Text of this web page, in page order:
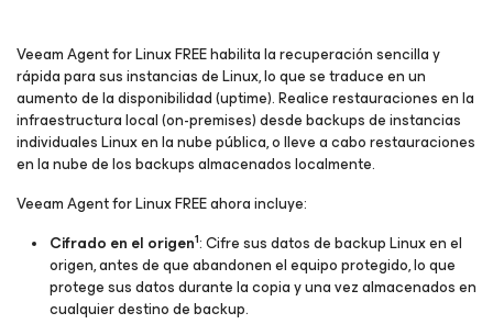
Veeam Agentfor LinuxFREE habilita la recuperación sencilla y
rápida para sus instancias de Linux, lo que se traduce en un
aumento de la disponibilidad (uptime). Realice restauraciones en la
infraestructura local (on-premises) desde backups de instancias
individuales Linux en la nube pública, o lleve a cabo restauraciones
en la nube de los backups almacenados localmente.
Veeam Agentfor LinuxFREE ahora incluye:
Cifrado en el origen1: Cifre sus datos de backup Linux en el
origen, antes de que abandonen el equipo protegido, lo que
protege sus datos durante la copia y una vez almacenados en
cualquier destino de backup.